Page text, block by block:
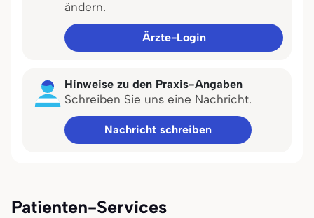
ändern.
Ärzte-Login
Hinweise zu den Praxis-Angaben
Schreiben Sie uns eine Nachricht.
Nachricht schreiben
Patienten-Services